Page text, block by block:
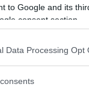
to Google and its
consent section.
Data Processing Opt
Asilo nido,
scuola.
vacanze
festività in
L’asilo dispone